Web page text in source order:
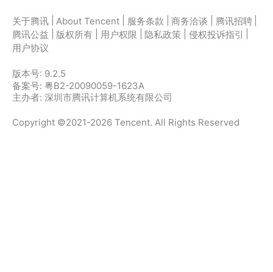
关于腾讯 About Tencent 服务条款 商务洽谈 腾讯招聘
腾讯公益
版权所有 用户权限 隐私政策 侵权投诉指引
用户协议
版本号: 9.2.5
备案号: 粤B2-20090059-1623A
主办者: 深圳市腾讯计算机系统有限公司
Copyright ©2021-2026 Tencent. All Rights Reserved